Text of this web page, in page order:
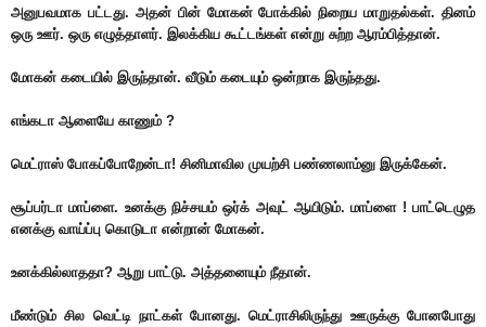
அனுபவமாக பட்டது. அதன் பின் மோகன் போக்கில் நிறைய மாறுதல்கள். தினம்
ஒரு ஊர். ஒரு எழுத்தாளர். இலக்கிய கூட்டங்கள் என்று சுற்ற ஆரம்பித்தான்.
மோகன் கடையில் இருந்தான். வீடும் கடையும் ஒன்றாக இருந்தது.
எங்கடா ஆளையே காணும் ?
மெட்ராஸ் போகப்போறேன்டா! சினிமாவில முயற்சி பண்ணலாம்னு இருக்கேன்.
சூப்பர்டா மாப்ளை. உனக்கு நிச்சயம் ஒர்க் அவுட் ஆயிடும். மாப்ளை ! பாட்டெழுத
எனக்கு வாய்ப்பு கொடுடா என்றான் மோகன்.
உனக்கில்லாததா? ஆறு பாட்டு. அத்தனையும் நீதான்.
மீண்டும் சில வெட்டி நாட்கள் போனது. மெட்ராசிலிருந்து ஊருக்கு போனபோது